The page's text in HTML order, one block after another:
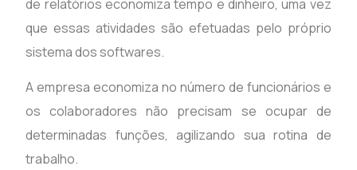
de relatórios economiza tempo e dinheiro, uma vez
que essas atividades são efetuadas pelo próprio
sistema dos softwares.
A empresa economiza no número de funcionários e
os colaboradores não precisam se ocupar de
determinadas funções, agilizando sua rotina de
trabalho.